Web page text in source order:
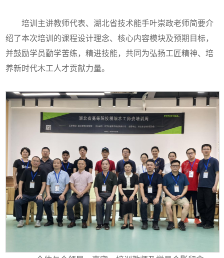
培训主讲教师代表、湖北省技术能手叶崇政老师简要介
绍了本次培训的课程设计理念、核心内容模块及预期目标，
并鼓励学员勤学苦练，精进技能，共同为弘扬工匠精神、培
养新时代木工人才贡献力量。